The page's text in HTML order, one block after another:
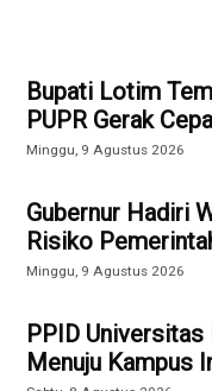
Bupati Lotim
PUPR Gerak
Minggu, 9 Agustus 2026
Gubernur Hadiri
Risiko
Minggu, 9 Agustus 2026
PPID
Menuju Kampus